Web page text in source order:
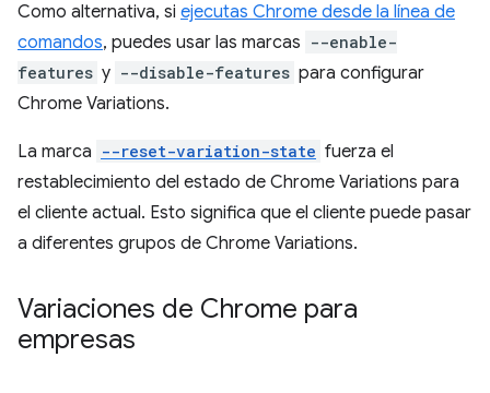
Como alternativa, si ejecutas Chrome desde la línea de
comandos, puedes usar las marcas --enable-
features y --disable-features para configurar
Chrome Variations.
La marca --reset-variation-state fuerza el
restablecimiento del estado de Chrome Variations para
el cliente actual. Esto significa que el cliente puede pasar
a diferentes grupos de Chrome Variations.
Variaciones de Chrome para
empresas